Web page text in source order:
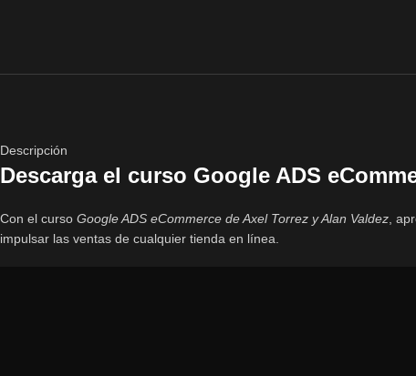
Descripción
Descarga el curso Google ADS
Con el curso Google ADS eCommerce de Axel Torrez y Alan Valdez ,
impulsar las ventas de cualquier tienda en línea.